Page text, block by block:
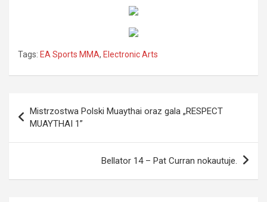
Tags: EA Sports MMA, Electronic Arts
wpisu
Mistrzostwa Polski Muaythai oraz gala „RESPECT
MUAYTHAI 1”
Bellator 14 – Pat Curran nokautuje.